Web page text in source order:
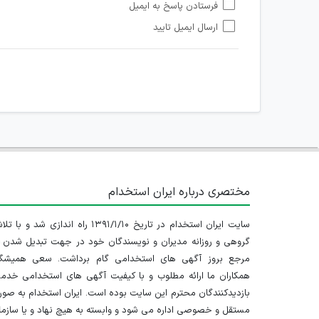
هرگونه تحریک، تحقیر و کنایه به سایر افراد (مسئول و
امکان هماهنگی برای هرگونه ملاقات حضوری چه به
فرستادن پاسخ به ایمیل
ارسال ایمیل تایید
مختصری درباره ایران استخدام
سایت ایران استخدام در تاریخ ۱۳۹۱/۱/۱۰ راه اندازی شد و
گروهی و روزانه مدیران و نویسندگان خود در جهت تبدیل شدن
مرجع بروز آگهی های استخدامی گام برداشت. سعی
همکاران ما ارائه مطلوب و با کیفیت آگهی های استخدامی
بازدیدکنندگان محترم این سایت بوده است. ایران استخدام به
مستقل و خصوصی اداره می شود و وابسته به هیچ نهاد و یا